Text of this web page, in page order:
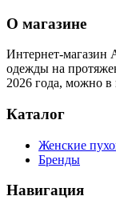
О магазине
Интернет-магазин
одежды на
2026 года, можно
Каталог
Женские
Бренды
Навигация